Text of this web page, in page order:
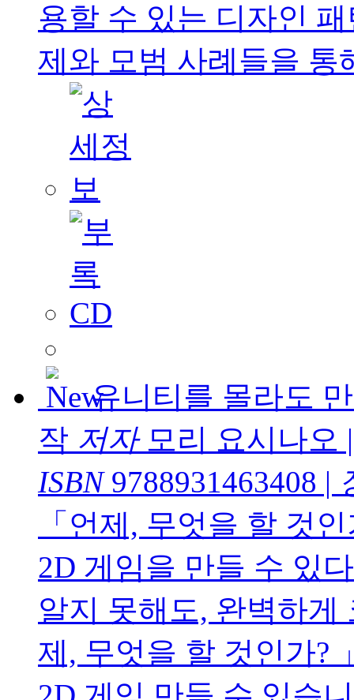
용할 수 있는 디자인
제와 모범 사례들을 통
유니티를 몰라도
작 저자모리 요시나오
ISBN9788931463408 |
「언제, 무엇을 할 것
2D 게임을 만들 수 있
알지 못해도, 완벽하게
제, 무엇을 할 것인가?